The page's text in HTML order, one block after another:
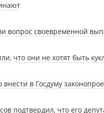
вопрос своевременной
что они не хотят быть
в Госдуму
подтвердил, что его